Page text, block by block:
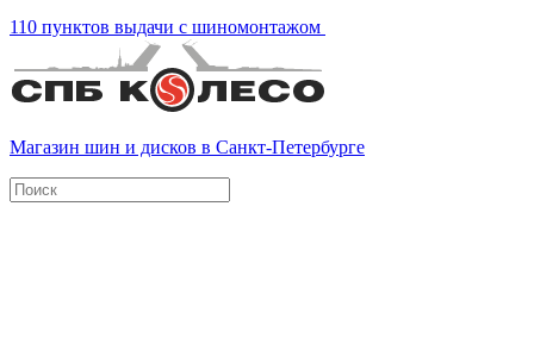
110 пунктов выдачи с шиномонтажом
Магазин шин и дисков в Санкт-Петербурге